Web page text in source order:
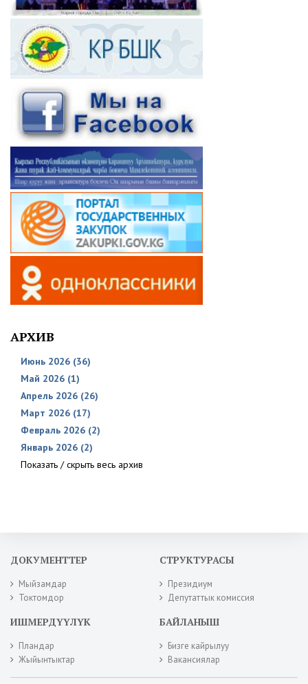
АРХИВ
Июнь 2026 (36)
Май 2026 (1)
Апрель 2026 (26)
Март 2026 (17)
Февраль 2026 (2)
Январь 2026 (2)
Показать / скрыть весь архив
ДОКУМЕНТТЕР
Мыйзамдар
Токтомдор
СТРУКТУРАСЫ
Президиум
Депутаттык комиссия
ИШМЕРДҮҮЛҮК
Пландар
Жыйынтыктар
БАЙЛАНЫШ
Бизге кайрылуу
Вакансиялар